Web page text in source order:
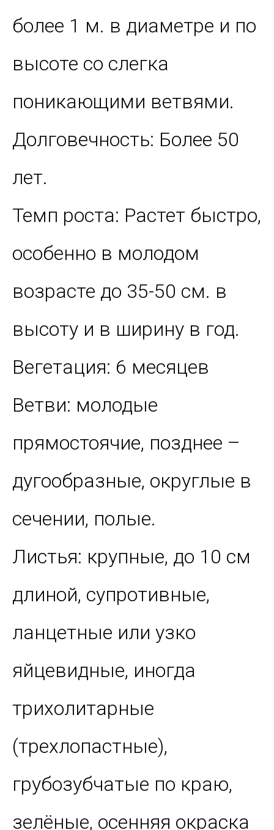
более 1 м. в диаметре и по
высоте со слегка
поникающими ветвями.
Долговечность: Более 50
лет.
Темп роста: Растет быстро,
особенно в молодом
возрасте до 35-50 см. в
высоту и в ширину в год.
Вегетация: 6 месяцев
Ветви: молодые
прямостоячие, позднее –
дугообразные, округлые в
сечении, полые.
Листья: крупные, до 10 см
длиной, супротивные,
ланцетные или узко
яйцевидные, иногда
трихолитарные
(трехлопастные),
грубозубчатые по краю,
зелёные, осенняя окраска